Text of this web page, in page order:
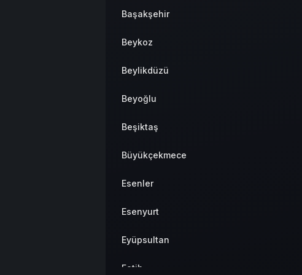
Başakşehir
Beykoz
Beylikdüzü
Beyoğlu
Beşiktaş
Büyükçekmece
Esenler
Esenyurt
Eyüpsultan
Fatih